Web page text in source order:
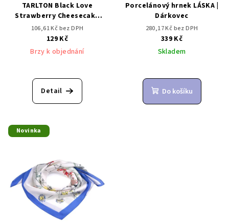
TARLTON Black Love
Strawberry Cheesecake
sypaný čaj 100 g
106,61 Kč bez DPH
129 Kč
Brzy k objednání
Detail
Porcelánový hrnek LÁSKA |
Dárkovec
280,17 Kč bez DPH
339 Kč
Skladem
Do košíku
Novinka